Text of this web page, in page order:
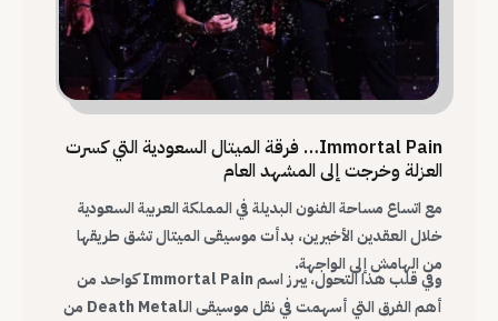
Immortal Pain… فرقة الميتال السعودية التي كسرت
العزلة وخرجت إلى المشهد العام
مع اتساع مساحة الفنون البديلة في المملكة العربية السعودية
خلال العقدين الأخيرين، بدأت موسيقى الميتال تشق طريقها
من الهامش إلى الواجهة.
وفي قلب هذا التحول، يبرز اسم Immortal Pain كواحد من
أهم الفرق التي أسهمت في نقل موسيقى الـDeath Metal من